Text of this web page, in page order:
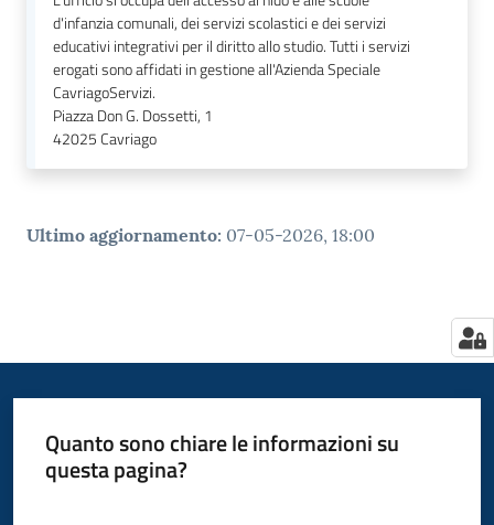
d'infanzia comunali, dei servizi scolastici e dei servizi
educativi integrativi per il diritto allo studio. Tutti i servizi
erogati sono affidati in gestione all'Azienda Speciale
CavriagoServizi.
Piazza Don G. Dossetti, 1
42025Cavriago
Ultimo aggiornamento: 07-05-2026, 18:00
Quanto sono chiare le informazioni su
questa pagina?